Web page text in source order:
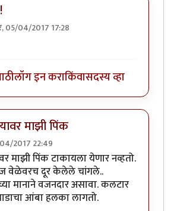
05/04/2017 17:28
लॉग इन कराकिंवासदस्य व्हा
माझी पिंक
2017 22:49
माझी पिंक टाकायला येणार नव्हतो.
वेळेवरच दूर केलेले चांगले..
मानाने वजनदार असावा. कलटार
आंबा हलका लागतो.